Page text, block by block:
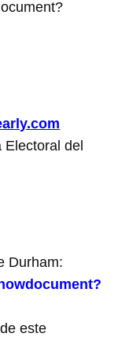
Electoral del
Durham:
este